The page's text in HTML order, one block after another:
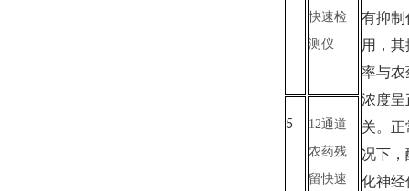
有抑制
用，其
率与农
浓度呈
关。正
况下，
化神经
快速检
测仪
5
12通道
农药残
留快速